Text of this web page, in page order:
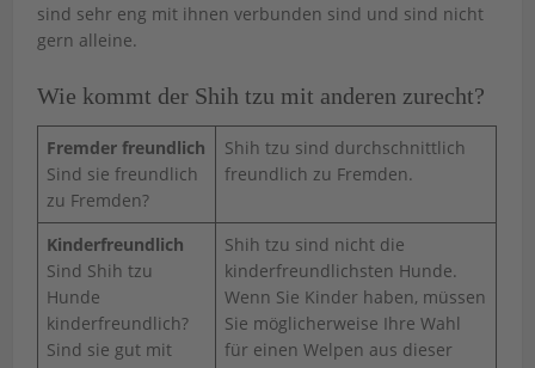
sind sehr eng mit ihnen verbunden sind und sind nicht
gern alleine.
Wie kommt der Shih tzu mit anderen zurecht?
Fremder freundlich
Sind sie freundlich
zu Fremden?
Shih tzu sind durchschnittlich
freundlich zu Fremden.
Kinderfreundlich
Sind Shih tzu
Hunde
kinderfreundlich?
Sind sie gut mit
Shih tzu sind nicht die
kinderfreundlichsten Hunde.
Wenn Sie Kinder haben, müssen
Sie möglicherweise Ihre Wahl
für einen Welpen aus dieser